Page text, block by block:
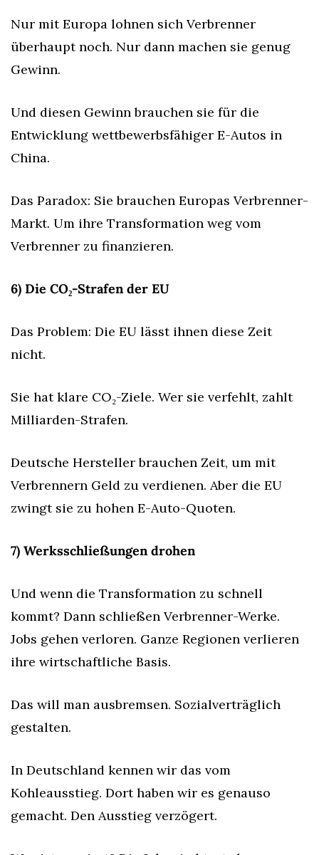
Nur mit Europa lohnen sich Verbrenner
überhaupt noch. Nur dann machen sie genug
Gewinn.
Und diesen Gewinn brauchen sie für die
Entwicklung wettbewerbsfähiger E-Autos in
China.
Das Paradox: Sie brauchen Europas Verbrenner-
Markt. Um ihre Transformation weg vom
Verbrenner zu finanzieren.
6) Die CO₂-Strafen der EU
Das Problem: Die EU lässt ihnen diese Zeit
nicht.
Sie hat klare CO₂-Ziele. Wer sie verfehlt, zahlt
Milliarden-Strafen.
Deutsche Hersteller brauchen Zeit, um mit
Verbrennern Geld zu verdienen. Aber die EU
zwingt sie zu hohen E-Auto-Quoten.
7) Werksschließungen drohen
Und wenn die Transformation zu schnell
kommt? Dann schließen Verbrenner-Werke.
Jobs gehen verloren. Ganze Regionen verlieren
ihre wirtschaftliche Basis.
Das will man ausbremsen. Sozialverträglich
gestalten.
In Deutschland kennen wir das vom
Kohleausstieg. Dort haben wir es genauso
gemacht. Den Ausstieg verzögert.